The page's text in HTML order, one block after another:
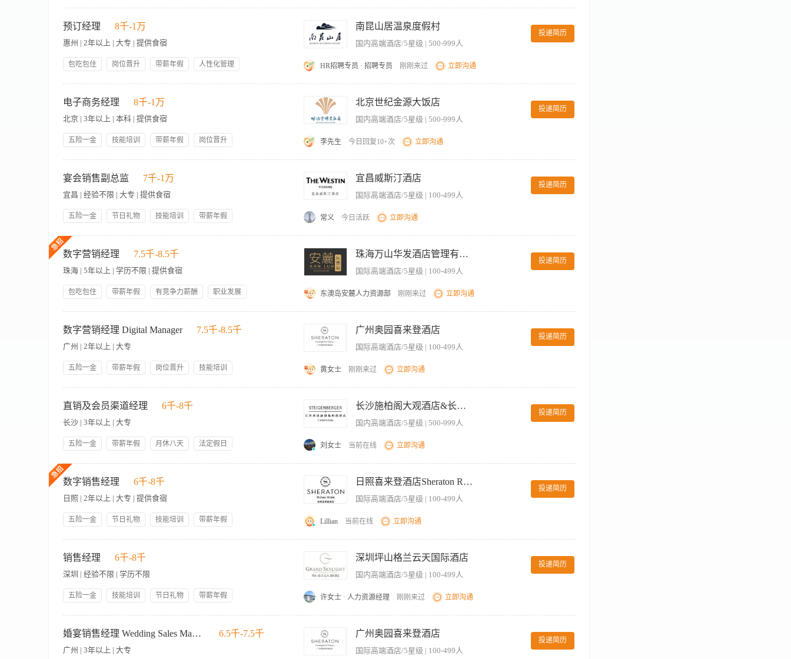
preparing table menu, place card, tent card and meal coupon etc. 6）保证部门有一个正确适当的存档和跟进系统 Maintains a proper filing and trace system for the department. 7)协
tidiness of the department and ensuring sufficient stock of stationery and other office supplies. 9)了解指定经理客户的关宴会及会议的细节。 Be aware of event details related to the
accounts of designated Events Managers 10)协助宴会及会议统筹经理与其他部门保持联络获得相关信息，如联系宴会运作部门获取楼层平面图和设备清单，以及与厨师
for special menus etc. 11)对于指定经理的客户有比较好的了解。 Maintains a good understanding of clients serviced by designated Managers. 12)处理所有的电话和传真问询，
队图表，并准备与其相关的报告。 Updates Group Chart and prepares relevant reports.
的开发、签约与长期合作，完成销售指标。 3、统筹客户投诉处理、VIP接待及个性化服务方案，确保服务标准及流程的持续优化。 4、协调各部门资源，推动客户活
动、商务宴会及会议项目的落地执行。 5、定期提交客户数据分析报告，为酒店产品、服务及营销策略提供决策支持。 【岗位要求】 1、学历不限，具有优秀的沟通
协调能力与客户服务意识。 2、工作经验不限，具备较强的抗压能力、学习能力和团队协作精神。 3、年龄不限，对酒店行业有热情，能够适应灵活的工作时间。 4、
具备敏锐的市场洞察力，善于挖掘客户潜在需求并快速响应。 5、有强烈的目标导向意识，能主动推进工作并承担业绩责任。
预订经理 8千-1万
惠州 | 2年以上 | 大专 | 提供食宿
包吃包住 岗位晋升 带薪年假
人性化管理
南昆山居温泉度假村
国内高端酒店/5星级 | 500-999人
投递简历
HR招聘专员 · 招聘专员 刚刚来过 立即沟通
日监控周边同档次竞品房价、促销活动、房态库存，结合酒店历史预订数据，滚动预判未来30天出租率，动态调整各渠道房价、折扣权限、可售房量。 合理制定客房
超售规则，降低空房损耗，平衡满房收益与客诉风险；严控低价房源外流，杜绝内部私自放低价、渠道价差乱象。 按月复盘OCC出租率、ADR平均房价、RevPAR每
间房收益、客房总营收，输出收益分析报表，对标营收目标出具优化整改方案，参与年度客房营收预算编制。 二、全渠道预订 审核官网、小程序、协议客户、旅行
社、团建团房的预留锁房额度、底价权限，按需收紧/释放团队预留房，避免低价团占用散客高价库存。 管控预订订单全流程：订单录入PMS核验、改期/取消/升房审
核、异常客诉对接处理，降低预订差错率与售后纠纷。 三、预订部团队管理 负责预订排班、考勤、服务话术与收益意识培训，规范预订接听响应时效、订单录入标
准。 每日班前同步当日房态、定价政策、预留房规则，抽查订单台账，整改预订疏漏问题。 四、跨部门协同对接 每日同步最新房态、超售方案、特殊预留房给到前
入分项拆分，留存预订收益台账备查。 【岗位要求】 大专及以上学历，酒店管理、旅游管理相关专业优先；2年及以上酒店收益管理/OTA运营/预订主管经验，度假、
温泉、景区型酒店从业者优先。 熟练操作酒店PMS系统、各大OTA商家后台，能独立完成竞品监控、收益数据复盘与调价操作。 具备较强的数据敏感度、市场预判
ADR、RevPAR），了解度假酒店打包产品设计逻辑。
电子商务经理 8千-1万
北京 | 3年以上 | 本科 | 提供食宿
五险一金 技能培训 带薪年假
岗位晋升
北京世纪金源大饭店
国内高端酒店/5星级 | 500-999人
投递简历
李先生 今日回复10+次 立即沟通
运营以及更多线上平台的拓展。 以各大数字营销平台的用户维护和品牌互动为工作重点，并且确保所有计划按时、按质标准化执行。 负责日常社交媒体（如：微博、
微信、抖音、小红书等）内容的创意，对接相关美工完成所需的设计支持，并最终落地。 在具体数字营销执行中，对每次营销战役的目标负责，达成相应的品牌流
量、互动及转化目标。 推动数字营销日常工作的协作，与内部外部相关部门、供应商建立良好的工作对接及合作关系。 根据酒店及集团规范、品牌传播和营销战役的
需要，正确传达和督导资深美工/美工完成相关的视觉物料产出。 开拓和维护当地媒体关系以及线上平台的区域合作资源。 并根据酒店营销策略，协助（资深）电子
商务经理/市场销售总监执行与其他品牌的数字化联合营销。 任职要求： 大学本科以上学历，至少3年以上工作经验。 具备酒店销售、OTA等线上平台运营、公共关系
等知识储备或经验。 对新媒体以及线上运营富有浓厚的兴趣。 能够及时掌握市场动态并进行市场调研、分析和及时提出相应对策与合理化建议的能力。 有较强的语
言表达能力和写作能力，具备组织策划活动的能力。
宴会销售副总监 7千-1万
宜昌 | 经验不限 | 大专 | 提供食宿
五险一金 节日礼物 技能培训
带薪年假
宜昌威斯汀酒店
国际高端酒店/5星级 | 100-499人
投递简历
常义 今日活跃 立即沟通
岗位内容 1. 全面负责酒店宴会及会议业务的销售工作，制定年度营收目标与销售策略，带领团队完成业绩指标。 2. 开拓并维护企业客户、婚庆公司、公关公司及协会
组织等渠道资源，挖掘大型宴会、年会、发布会及婚礼等业务机会。 3. 统筹重要宴会项目的全程跟进，包括客户洽谈、方案报价、合同签订及现场执行协调，确保客
户体验达到五星级标准。 4. 监测市场动态与竞品价格，灵活调整定价策略及促销方案，提升酒店在本地宴会市场的占有率与竞争力。 5. 管理宴会销售团队，设定KPI
并进行绩效评估与培训辅导，提升团队整体战斗力。 岗位要求 1. 本科及以上学历，酒店管理、市场营销、会展管理等相关专业优先。 2. 5-8年酒店销售经验，其中至
少3年五星级酒店宴会销售管理经验，拥有丰富的本地企业及婚庆客户资源。 3. 精通宴会及会议销售全流程，熟悉场地布置、菜单搭配及活动策划，具备大型活动的
统筹执行能力。 4. 具备卓越的商务谈判能力与团队领导力，能承受高强度业绩压力并激励团队达成目标。 5. 英语流利。
数字营销经理 7.5千-8.5千
珠海 | 5年以上 | 学历不限 | 提供食宿
包吃包住 带薪年假 有竞争力薪酬
职业发展
珠海万山华发酒店管理有限公司安麓酒店分公司
国际高端酒店/5星级 | 100-499人
投递简历
东澳岛安麓人力资源部 刚刚来过 立即沟通
动态和行业趋势，调整营销策略以应对竞争环境变化，提升酒店品牌线上曝光率和市场占有率。 3）负责酒店官网、OTA平台（如携程、Booking等）、社交媒体（微
信、微博、小红书等）的内容运营与流量转化，优化线上预订流程和用户体验。 4）策划并执行线上促销活动（如限时折扣、直播带货等），结合节假日或热点事件
提升客房和餐饮产品的销售。 5、通过客户行为分析，挖掘潜在需求，推动营销和个性化推荐。 6）维护线上客户数据库，通过会员系统、邮件营销等方式增强客户粘
性，提升复购率。 7）处理线上客户咨询与投诉，维护酒店品牌形象，提升网络口碑和客户满意度。 2、招聘条件 1）市场营销、酒店管理、计算机或数字媒体相关专
业优先。 2）5年以上酒店或旅游行业数字营销经验，熟悉国际品牌酒店运营模式者优先。 3）具备优秀的内容策划能力，能独立完成文案撰写、视觉设计（或指导设
计团队）及活动创意。 4）优秀的沟通协调能力，擅长跨部门协作和团队管理。 5）具备客户资源或成功线上营销案例者优先。
数字营销经理 Digital Manager 7.5千-8.5千
广州 | 2年以上 | 大专
五险一金 带薪年假 岗位晋升
技能培训
广州奥园喜来登酒店
国际高端酒店/5星级 | 100-499人
投递简历
黄女士 刚刚来过 立即沟通
品牌相关联的优惠的网页。 4. 制作目的地的介绍，若所在地区市场被认为是主要的旅游目的地。 5. 维持好当地和区域性的第三方关系。 6. 负责第三方的策略性销售
活动。 岗位要求： 1. 在国际连锁集团酒店担任类似工作有2年经验。 2. 掌握并具有互联网及其它主要电脑软件方面的知识和经验。 3. 了解电子商务、大众传播、平面
创意设计和具有创新性的写作与编辑能力。 4. 能够掌握和理解市场竞争情况。 5. 对于任何在协调过程中产生的问题都能够快速反应并处在中肯角度来处理。 6. 必须
有优秀的中，英文口头表达及书写能力, 懂粤语为佳。 7. 良好的电脑技能，至少会使用微软视窗98以上操作系统、微软办公室97或更高版本、互联网及其它的流行出
版软件。
直销及会员渠道经理 6千-8千
长沙 | 3年以上 | 大专
五险一金 带薪年假 月休八天
法定假日
长沙施柏阁大观酒店&长沙融创施柏阁酒店
国内高端酒店/5星级 | 500-999人
投递简历
刘女士 当前在线 立即沟通
负责华住会、携程/美团TMC商旅板块、官方微信小程序等会员体系的线上运营，提升直订占比，降低佣金成本增加净收入及非房收入增量。
数字销售经理 6千-8千
日照 | 2年以上 | 大专 | 提供食宿
五险一金 节日礼物 技能培训
带薪年假
日照喜来登酒店Sheraton Rizhao Hotel
国际高端酒店/5星级 | 100-499人
投递简历
Lillian 当前在线 立即沟通
源展示及预订流程，提升线上曝光度与预订转化率 制定并执行信息流广告等线上投放策略，监控投放数据并实时调整，提高流量暴光度。 2. 内容营销与品牌传播 产
品包装、定价、流量推广，制作符合品牌调性的图文、短视频、直播等内容，打造有吸引力的品牌内容矩阵，提升用户互动量与品牌美誉度 运营酒店官方自媒体账
号，制定内容发布计划，结合热点话题与酒店特色策划营销活动，增强粉丝粘性 3. 数据分析与策略优化 定期分析数字营销数据，包括流量来源、用户画像、预订转
化、复购率等，输出专业数据报告并提出优化方案 监测竞品动态与市场趋势，及时调整营销策略，保持酒店在本地市场的竞争优势 4. 合作资源拓展与维护 与OTA平
台等合作方保持良好沟通，争取资源位与活动支持，拓展获客渠道 联动酒店各部门，协调资源保障营销活动顺利执行，提升用户体验 5. 品牌标准合规执行 严格遵守
品牌标准与合规政策，确保所有数字营销活动符合集团规范，维护品牌形象 【岗位要求】 1. 基本条件 学历：大专及以上学历，市场营销、酒店管理等相关专业优先
业得体 2. 核心能力 渠道运营能力：熟悉主流数字营销渠道的运营规则与推广方式，能独立完成平台运营与广告投放工作 数据分析能力：能使用专业数据分析工具处
理营销数据，通过数据发现问题并提出优化方案 沟通协作能力：具备良好的沟通协调能力，能高效对接内外部资源，与各部门协同完成营销任务 3. 职业素养 认同万
销售经理 6千-8千
深圳 | 经验不限 | 学历不限
五险一金 技能培训 节日礼物
带薪年假
深圳坪山格兰云天国际酒店
国内高端酒店/5星级 | 100-499人
投递简历
许女士 · 人力资源经理 刚刚来过 立即沟通
合作； 3、分析市场动态及竞争对手情况，制定销售策略并推动执行； 4、协助策划并执行酒店营销活动，提升品牌影响力及市场占有率； 5、及时跟进客户需求，提
供专业解决方案，确保客户满意度； 6、定期提交销售报告及市场反馈，为管理层决策提供数据支持； 7、协调酒店各部门资源，确保客户服务流程顺畅高效。 【岗
位要求】 1、具备较强的市场开拓能力及客户服务意识，能独立完成销售任务； 2、优秀的沟通表达能力及谈判技巧，能够有效维护客户关系； 3、具有一定的深圳市
婚宴销售经理 Wedding Sales Manager 6.5千-7.5千
广州 | 3年以上 | 大专
广州奥园喜来登酒店
国际高端酒店/5星级 | 100-499人
投递简历